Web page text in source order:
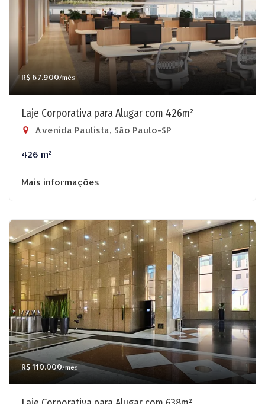
R$ 67.900/mês
Laje Corporativa para Alugar com 426m²
Avenida Paulista, São Paulo-SP
426 m²
Mais informações
R$ 110.000/mês